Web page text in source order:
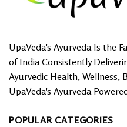
UpaVeda's Ayurveda Is the
of India Consistently
Ayurvedic Health,
UpaVeda's Ayurveda
POPULAR CATEGORIES